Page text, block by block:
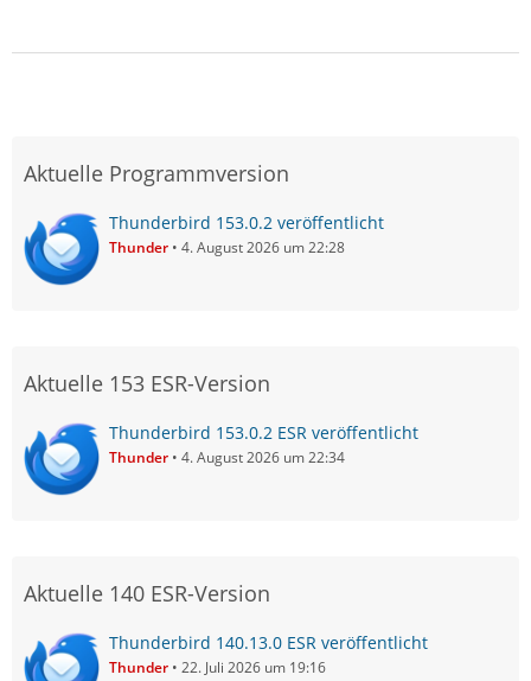
Aktuelle Programmversion
Thunderbird 153.0.2 veröffentlicht
Thunder 4. August 2026 um 22:28
Aktuelle 153 ESR-Version
Thunderbird 153.0.2 ESR veröffentlicht
Thunder 4. August 2026 um 22:34
Aktuelle 140 ESR-Version
Thunderbird 140.13.0 ESR veröffentlicht
Thunder 22. Juli 2026 um 19:16